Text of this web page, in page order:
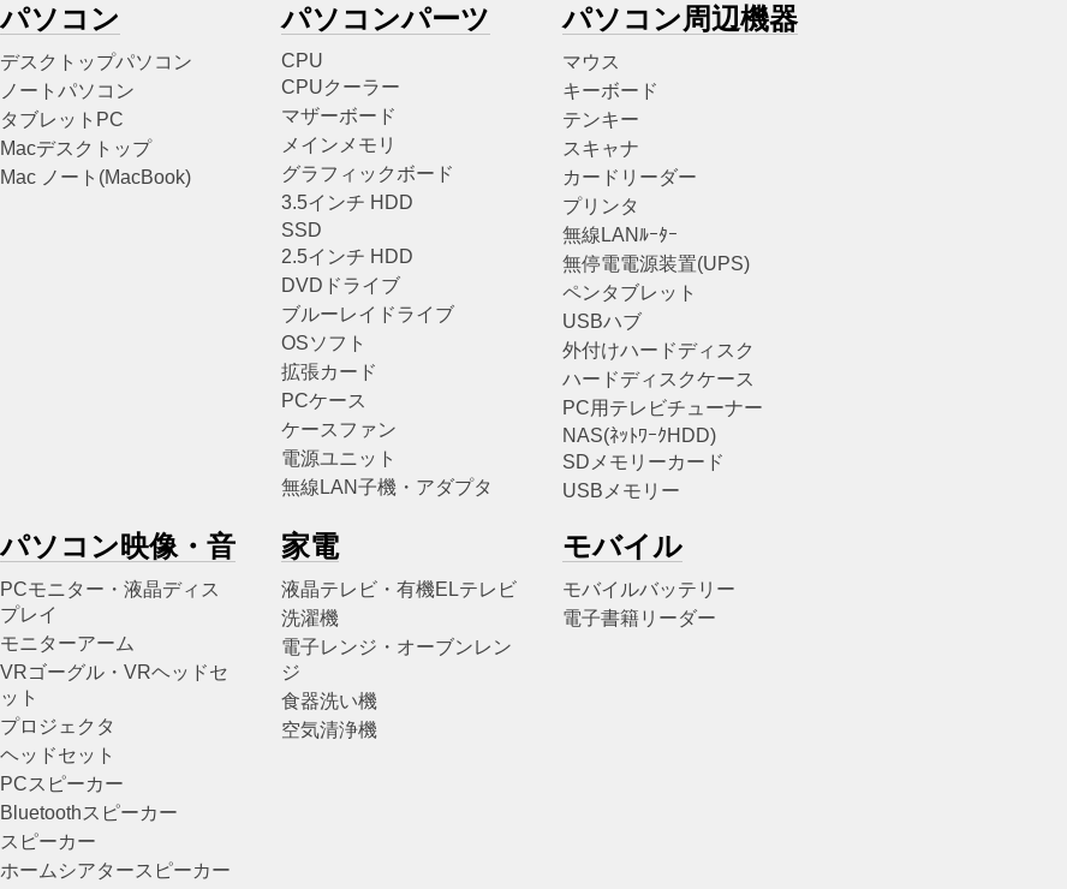
パソコン
デスクトップパソコン
ノートパソコン
タブレットPC
Macデスクトップ
Mac ノート(MacBook)
パソコンパーツ
CPU
CPUクーラー
マザーボード
メインメモリ
グラフィックボード
3.5インチ HDD
SSD
2.5インチ HDD
DVDドライブ
ブルーレイドライブ
OSソフト
拡張カード
PCケース
ケースファン
電源ユニット
無線LAN子機・アダプタ
パソコン周辺機器
マウス
キーボード
テンキー
スキャナ
カードリーダー
プリンタ
無線LANﾙｰﾀｰ
無停電電源装置(UPS)
ペンタブレット
USBハブ
外付けハードディスク
ハードディスクケース
PC用テレビチューナー
NAS(ﾈｯﾄﾜｰｸHDD)
SDメモリーカード
USBメモリー
パソコン映像・音
PCモニター・液晶ディス
プレイ
モニターアーム
VRゴーグル・VRヘッドセ
ット
プロジェクタ
ヘッドセット
PCスピーカー
Bluetoothスピーカー
スピーカー
ホームシアタースピーカー
家電
液晶テレビ・有機ELテレビ
洗濯機
電子レンジ・オーブンレン
ジ
食器洗い機
空気清浄機
モバイル
モバイルバッテリー
電子書籍リーダー